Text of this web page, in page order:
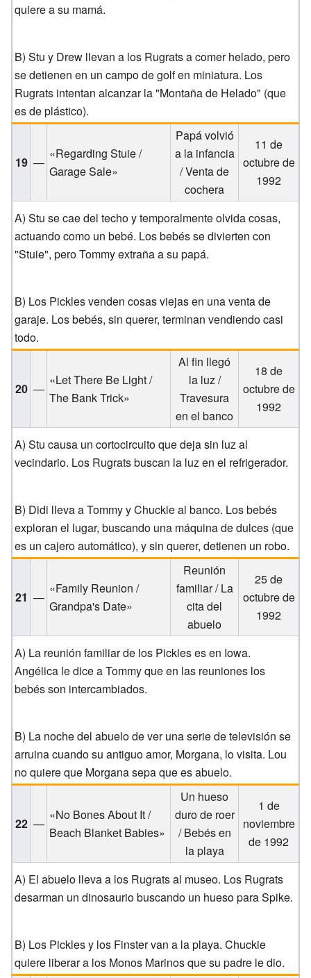
quiere a su mamá.
B) Stu y Drew llevan a los Rugrats a comer helado, pero
se detienen en un campo de golf en miniatura. Los
Rugrats intentan alcanzar la "Montaña de Helado" (que
es de plástico).
19 —
«Regarding Stuie /
Garage Sale»
Papá volvió
a la infancia
/ Venta de
cochera
11 de
octubre de
1992
A) Stu se cae del techo y temporalmente olvida cosas,
actuando como un bebé. Los bebés se divierten con
"Stuie", pero Tommy extraña a su papá.
B) Los Pickles venden cosas viejas en una venta de
garaje. Los bebés, sin querer, terminan vendiendo casi
todo.
20 —
«Let There Be Light /
The Bank Trick»
Al fin llegó
la luz /
Travesura
en el banco
18 de
octubre de
1992
A) Stu causa un cortocircuito que deja sin luz al
vecindario. Los Rugrats buscan la luz en el refrigerador.
B) Didi lleva a Tommy y Chuckie al banco. Los bebés
exploran el lugar, buscando una máquina de dulces (que
es un cajero automático), y sin querer, detienen un robo.
21 —
«Family Reunion /
Grandpa's Date»
Reunión
familiar / La
cita del
abuelo
25 de
octubre de
1992
A) La reunión familiar de los Pickles es en Iowa.
Angélica le dice a Tommy que en las reuniones los
bebés son intercambiados.
B) La noche del abuelo de ver una serie de televisión se
arruina cuando su antiguo amor, Morgana, lo visita. Lou
no quiere que Morgana sepa que es abuelo.
22 —
«No Bones About It /
Beach Blanket Babies»
Un hueso
duro de roer
/ Bebés en
la playa
1 de
noviembre
de 1992
A) El abuelo lleva a los Rugrats al museo. Los Rugrats
desarman un dinosaurio buscando un hueso para Spike.
B) Los Pickles y los Finster van a la playa. Chuckie
quiere liberar a los Monos Marinos que su padre le dio.